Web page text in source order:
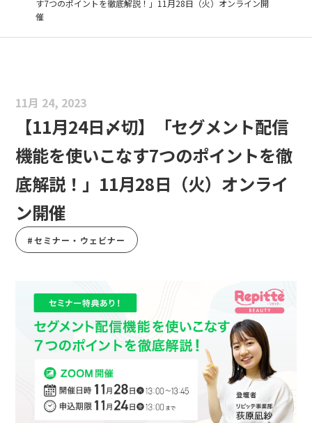
す7つのポイントを徹底解説！」11月28日（火）オンライン開
催
11月 24, 2023
【11月24日〆切】「セグメント配信
機能を使いこなす7つのポイントを徹
底解説！」11月28日（火）オンライ
ン開催
#セミナー・ウェビナー